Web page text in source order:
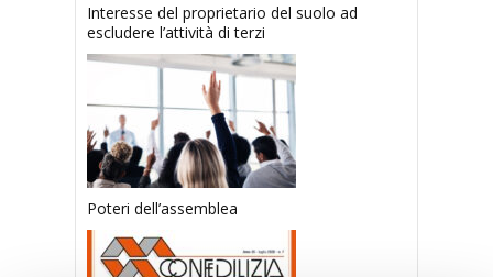
Interesse del proprietario del suolo ad
escludere l’attività di terzi
Poteri dell’assemblea